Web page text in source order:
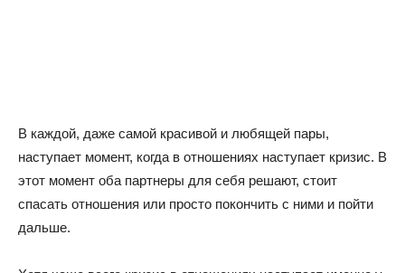
В каждой, даже самой красивой и любящей пары,
наступает момент, когда в отношениях наступает кризис. В
этот момент оба партнеры для себя решают, стоит
спасать отношения или просто покончить с ними и пойти
дальше.